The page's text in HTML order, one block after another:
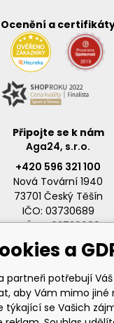
Ocenění a
Připojte se k nám
Aga24, s.r.o.
+420 596 321 100
Nová Tovární 1940
73701 Český Těšín
IČO: 03730689
DIČ: CZ03730689
info@svet-trampolin.cz
a
partneři potřebují
aby Vám mimo jiné
týkající se Vašich